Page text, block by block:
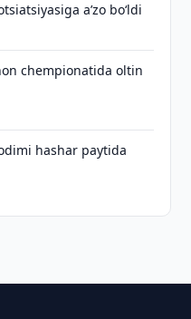
aʼzo bo‘ldi
chempionatida oltin
hashar paytida